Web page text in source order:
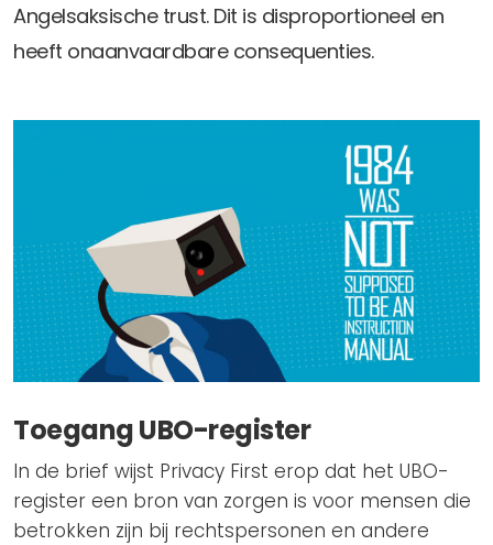
Angelsaksische trust. Dit is disproportioneel en
heeft onaanvaardbare consequenties.
Toegang UBO-register
In de brief wijst Privacy First erop dat het UBO-
register een bron van zorgen is voor mensen die
betrokken zijn bij rechtspersonen en andere